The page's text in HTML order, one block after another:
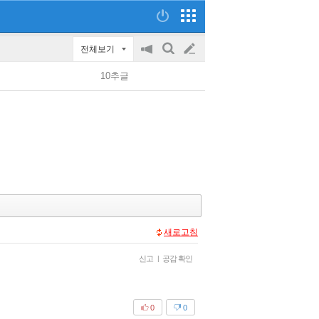
전체보기
공
on/off
검
글
쓰
10추글
새로고침
신고 | 공감 확인
0
0